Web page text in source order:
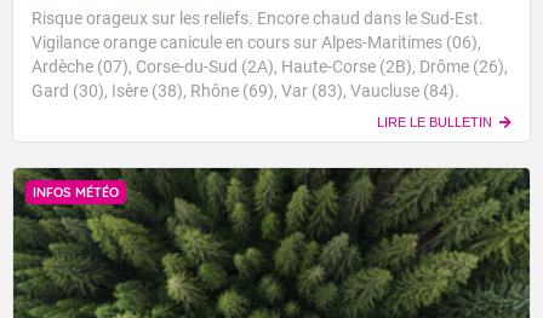
Risque orageux sur les reliefs. Encore chaud dans le Sud-Est.
Vigilance orange canicule en cours sur Alpes-Maritimes (06),
Ardèche (07), Corse-du-Sud (2A), Haute-Corse (2B), Drôme (26),
Gard (30), Isère (38), Rhône (69), Var (83), Vaucluse (84).
LIRE LE BULLETIN
INFOS MÉTÉO